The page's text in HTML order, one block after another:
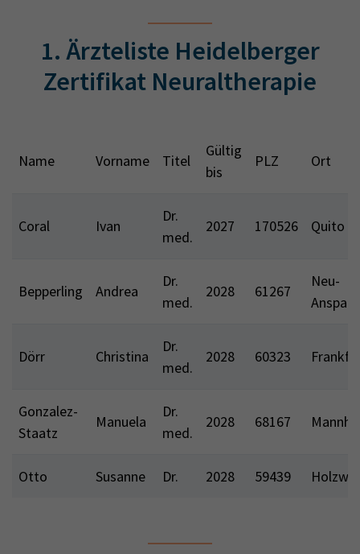
1. Ärzteliste Heidelberger
Zertifikat Neuraltherapie
Name Vorname Titel
Gültig
bis
PLZ Ort
Coral Ivan
Dr.
med.
2027 170526 Quito
Bepperling Andrea
Dr.
med.
2028 61267
Neu-
Anspach
Dörr Christina
Dr.
med.
2028 60323
Gonzalez-
Staatz
Manuela
Dr.
med.
2028 68167
Otto Susanne Dr. 2028 59439